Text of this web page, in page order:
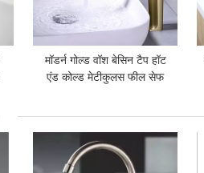
मॉडर्न गोल्ड वॉश बेसिन टैप हॉट
एंड कोल्ड मेटीकुलस फील सेफ
सबसे अच्छी कीमत